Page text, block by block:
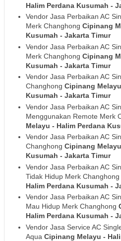
Halim Perdana Kusumah -
Vendor Jasa Perbaikan AC
Merk Changhong Cipinang
Kusumah - Jakarta Timur
Vendor Jasa Perbaikan AC
Merk Changhong Cipinang
Kusumah - Jakarta Timur
Vendor Jasa Perbaikan AC
Changhong Cipinang
Kusumah - Jakarta Timur
Vendor Jasa Perbaikan AC
Menggunakan Remote Merk
Melayu - Halim Perdana
Vendor Jasa Perbaikan AC
Changhong Cipinang
Kusumah - Jakarta Timur
Vendor Jasa Perbaikan AC
Tidak Hidup Merk Changhong
Halim Perdana Kusumah -
Vendor Jasa Perbaikan AC
Mau Hidup Merk Changhong
Halim Perdana Kusumah -
Vendor Jasa Service AC
Aqua Cipinang Melayu -